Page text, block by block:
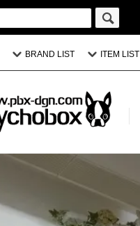
BRAND LIST ITEM LIST